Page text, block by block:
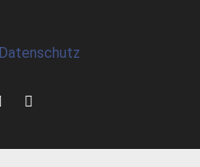
Datenschutz